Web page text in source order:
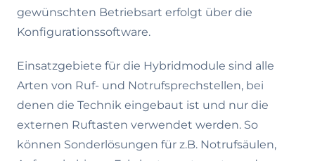
gewünschten Betriebsart erfolgt über die
Konfigurationssoftware.
Einsatzgebiete für die Hybridmodule sind alle
Arten von Ruf- und Notrufsprechstellen, bei
denen die Technik eingebaut ist und nur die
externen Ruftasten verwendet werden. So
können Sonderlösungen für z.B. Notrufsäulen,